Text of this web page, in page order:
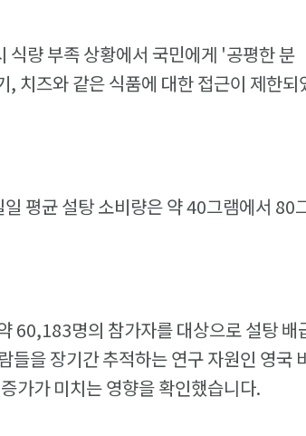
량 부족 상황에서 국민에게 '공평한 분
치즈와 같은 식품에 대한 접근이 제한되
평균 설탕 소비량은 약 40그램에서 80
60,183명의 참가자를 대상으로 설탕 배
들을 장기간 추적하는 연구 자원인 영국
가가 미치는 영향을 확인했습니다.